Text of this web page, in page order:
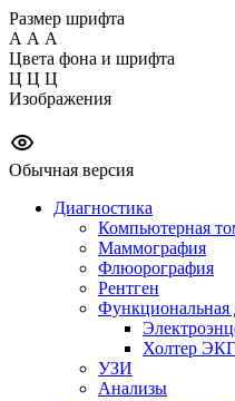
Размер шрифта
А А А
Цвета фона и шрифта
Ц Ц Ц
Изображения
Обычная версия
Диагностика
Компьютерная
Маммография
Флюорография
Рентген
Функциональная
Холтер
УЗИ
Анализы